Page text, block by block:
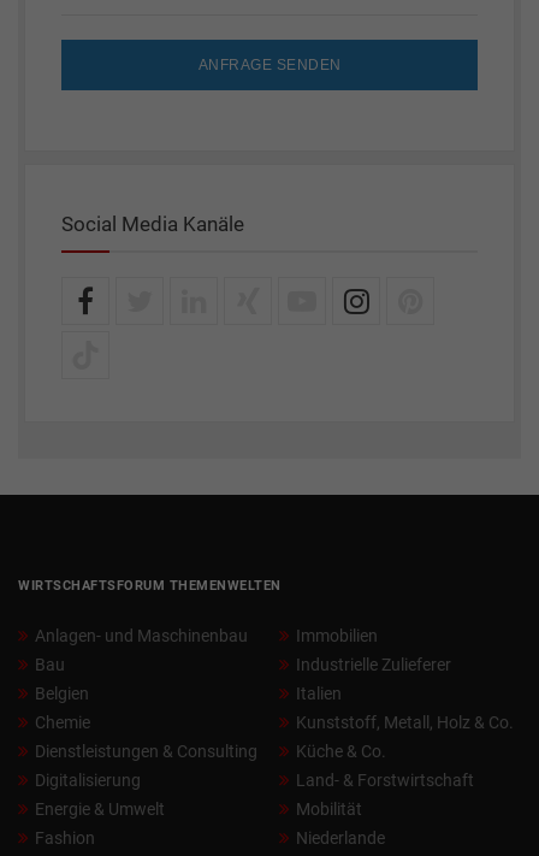
ANFRAGE SENDEN
Social Media Kanäle
WIRTSCHAFTSFORUM THEMENWELTEN
Anlagen- und Maschinenbau
Bau
Belgien
Chemie
Dienstleistungen & Consulting
Digitalisierung
Energie & Umwelt
Fashion
Immobilien
Industrielle Zulieferer
Italien
Kunststoff, Metall, Holz & Co.
Küche & Co.
Land- & Forstwirtschaft
Mobilität
Niederlande